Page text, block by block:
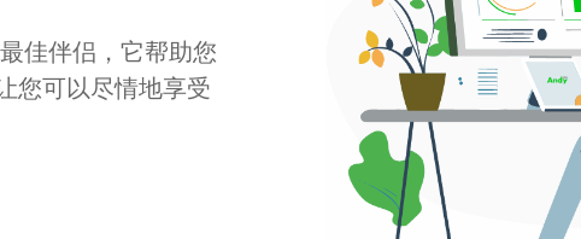
佳伴侣，它帮助您
您可以尽情地享受